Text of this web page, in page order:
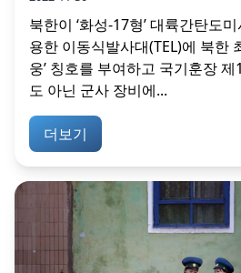
북한이 ‘화성-17형’ 대륙간탄도
용한 이동식발사대(TEL)에 북한
웅’ 칭호를 부여하고 국기훈장
도 아닌 군사 장비에...
더보기